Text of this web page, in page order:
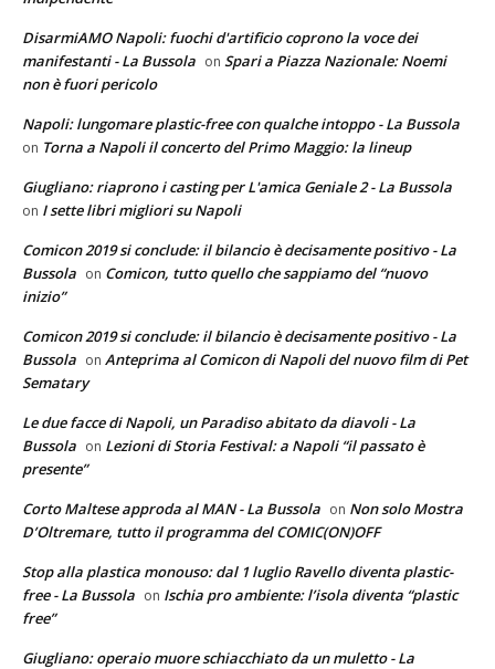
DisarmiAMO Napoli: fuochi d'artificio coprono la voce dei
manifestanti - La Bussola on Spari a Piazza Nazionale: Noemi
non è fuori pericolo
Napoli: lungomare plastic-free con qualche intoppo - La Bussola
on Torna a Napoli il concerto del Primo Maggio: la lineup
Giugliano: riaprono i casting per L'amica Geniale 2 - La Bussola
on I sette libri migliori su Napoli
Comicon 2019 si conclude: il bilancio è decisamente positivo - La
Bussola on Comicon, tutto quello che sappiamo del “nuovo
inizio”
Comicon 2019 si conclude: il bilancio è decisamente positivo - La
Bussola on Anteprima al Comicon di Napoli del nuovo film di Pet
Sematary
Le due facce di Napoli, un Paradiso abitato da diavoli - La
Bussola on Lezioni di Storia Festival: a Napoli “il passato è
presente”
Corto Maltese approda al MAN - La Bussola on Non solo Mostra
D’Oltremare, tutto il programma del COMIC(ON)OFF
Stop alla plastica monouso: dal 1 luglio Ravello diventa plastic-
free - La Bussola on Ischia pro ambiente: l’isola diventa “plastic
free”
Giugliano: operaio muore schiacchiato da un muletto - La